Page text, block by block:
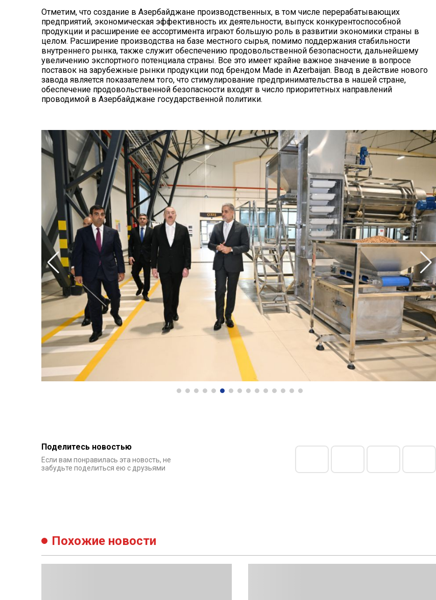
Отметим, что создание в Азербайджане производственных, в том числе перерабатывающих
предприятий, экономическая эффективность их деятельности, выпуск конкурентоспособной
продукции и расширение ее ассортимента играют большую роль в развитии экономики страны в
целом. Расширение производства на базе местного сырья, помимо поддержания стабильности
внутреннего рынка, также служит обеспечению продовольственной безопасности, дальнейшему
увеличению экспортного потенциала страны. Все это имеет крайне важное значение в вопросе
поставок на зарубежные рынки продукции под брендом Made in Azerbaijan. Ввод в действие нового
завода является показателем того, что стимулирование предпринимательства в нашей стране,
обеспечение продовольственной безопасности входят в число приоритетных направлений
проводимой в Азербайджане государственной политики.
Поделитесь новостью
Если вам понравилась эта новость, не
забудьте поделиться ею с друзьями
Похожие новости